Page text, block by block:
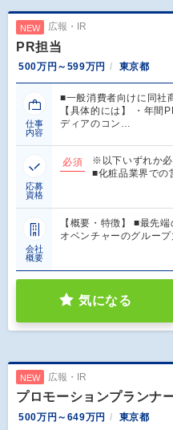
NEW 広報・IR
PR担当
500万円～599万円 東京都
仕事
内容
■一般消費者向けに同社
【具体的には】 ・年間
ディアのコン…
応募
資格
必須
※以下いずれか
■化粧品業界での
会社
概要
【概要・特徴】 ■最先
オベンチャーのグループ
気になる
NEW 広報・IR
プロモーションプランナ
500万円～649万円 東京都